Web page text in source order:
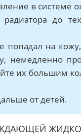
в системе
до
на
немедленно
их большим
от детей.